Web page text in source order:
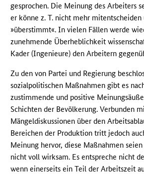
gesprochen. Die Meinung des Arbeiters
er könne z. T. nicht mehr mitentscheiden
»überstimmt«. In vielen Fällen werde
zunehmende Überheblichkeit
Kader (Ingenieure) den Arbeitern
Zu den von Partei und Regierung
sozialpolitischen Maßnahmen gibt es
zustimmende und positive
Schichten der Bevölkerung. Verbunden
Mängeldiskussionen über den
Bereichen der Produktion tritt jedoch
Meinung hervor, diese Maßnahmen
nicht voll wirksam. Es entspreche nicht
wenn einerseits ein Teil der Arbeitszeit